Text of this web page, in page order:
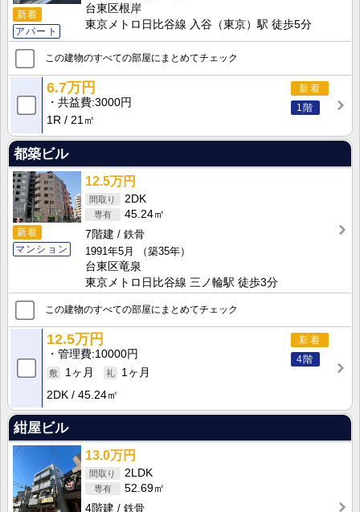
新着
アパート
台東区根岸
東京メトロ日比谷線 入谷（東京）駅 徒歩5分
この建物のすべての部屋にまとめてチェック
新着
1階
6.7万円
共益費 3000円
1R
21㎡
都築ビル
新着
マンション
12.5万円
2DK
45.24㎡
7階建
鉄骨
1991年5月
（築35年）
台東区竜泉
東京メトロ日比谷線 三ノ輪駅 徒歩3分
この建物のすべての部屋にまとめてチェック
新着
4階
12.5万円
管理費 10000円
1ヶ月
1ヶ月
2DK
45.24㎡
紺屋ビル
13.0万円
2LDK
52.69㎡
4階建
鉄骨